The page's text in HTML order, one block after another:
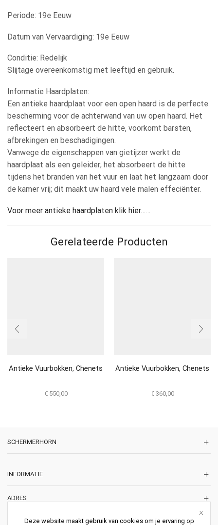
Periode: 19e Eeuw
Datum van Vervaardiging: 19e Eeuw
Conditie: Redelijk
Slijtage overeenkomstig met leeftijd en gebruik.
Informatie Haardplaten:
Een antieke haardplaat voor een open haard is de perfecte
bescherming voor de achterwand van uw open haard. Het
reflecteert en absorbeert de hitte, voorkomt barsten,
afbrekingen en beschadigingen.
Vanwege de eigenschappen van gietijzer werkt de
haardplaat als een geleider; het absorbeert de hitte
tijdens het branden van het vuur en laat het langzaam door
de kamer vrij; dit maakt uw haard vele malen effeciënter.
Voor meer antieke haardplaten klik hier……
Gerelateerde Producten
Antieke Vuurbokken, Chenets
€550,00
Antieke Vuurbokken, Chenets
€360,00
SCHERMERHORN
INFORMATIE
ADRES
Deze website maakt gebruik van cookies om je ervaring op